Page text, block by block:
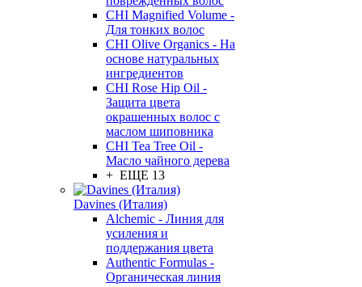
CHI Magnified Volume -
Для тонких волос
CHI Olive Organics - На
основе натуральных
ингредиентов
CHI Rose Hip Oil -
Защита цвета
окрашенных волос с
маслом шиповника
CHI Tea Tree Oil -
Масло чайного дерева
+ ЕЩЕ 13
Davines (Италия)
Alchemic - Линия для
усиления и
поддержания цвета
Authentic Formulas -
Органическая линия